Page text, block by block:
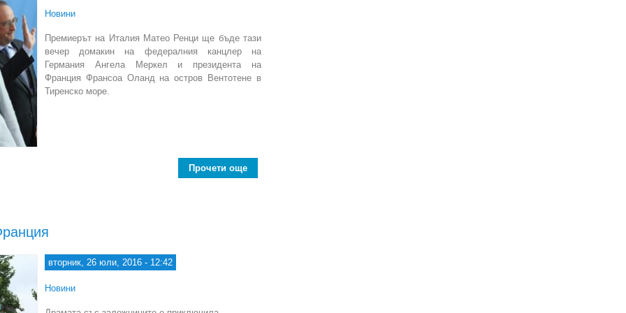
Новини
Премиерът на Италия Матео Ренци ще бъде тази
вечер домакин на федералния канцлер на
Германия Ангела Меркел и президента на
Франция Франсоа Оланд на остров Вентотене в
Тиренско море.
Прочети още
вторник, 26 юли, 2016 - 12:42
Новини